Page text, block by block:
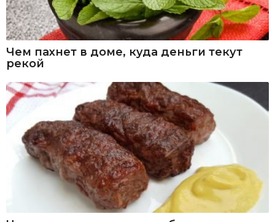
Чем пахнет в доме, куда деньги текут
рекой